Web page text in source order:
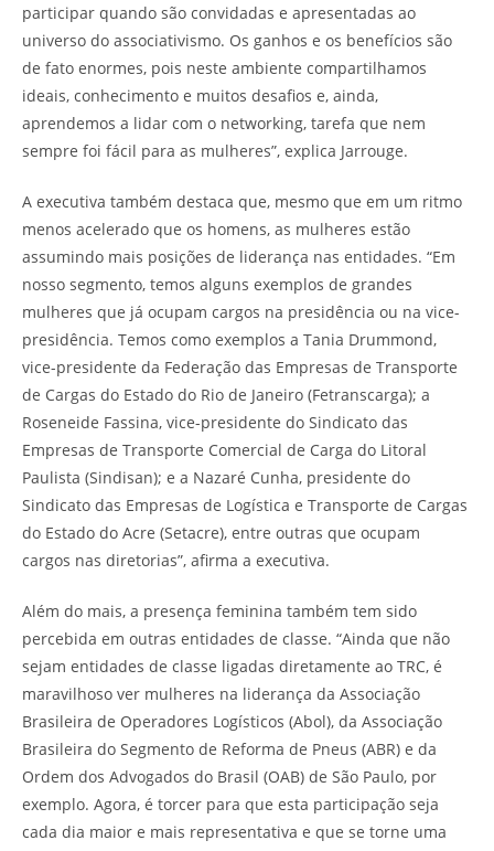
participar quando são convidadas e apresentadas ao
universo do associativismo. Os ganhos e os benefícios são
de fato enormes, pois neste ambiente compartilhamos
ideais, conhecimento e muitos desafios e, ainda,
aprendemos a lidar com o networking, tarefa que nem
sempre foi fácil para as mulheres”, explica Jarrouge.
A executiva também destaca que, mesmo que em um ritmo
menos acelerado que os homens, as mulheres estão
assumindo mais posições de liderança nas entidades. “Em
nosso segmento, temos alguns exemplos de grandes
mulheres que já ocupam cargos na presidência ou na vice-
presidência. Temos como exemplos a Tania Drummond,
vice-presidente da Federação das Empresas de Transporte
de Cargas do Estado do Rio de Janeiro (Fetranscarga); a
Roseneide Fassina, vice-presidente do Sindicato das
Empresas de Transporte Comercial de Carga do Litoral
Paulista (Sindisan); e a Nazaré Cunha, presidente do
Sindicato das Empresas de Logística e Transporte de Cargas
do Estado do Acre (Setacre), entre outras que ocupam
cargos nas diretorias”, afirma a executiva.
Além do mais, a presença feminina também tem sido
percebida em outras entidades de classe. “Ainda que não
sejam entidades de classe ligadas diretamente ao TRC, é
maravilhoso ver mulheres na liderança da Associação
Brasileira de Operadores Logísticos (Abol), da Associação
Brasileira do Segmento de Reforma de Pneus (ABR) e da
Ordem dos Advogados do Brasil (OAB) de São Paulo, por
exemplo. Agora, é torcer para que esta participação seja
cada dia maior e mais representativa e que se torne uma